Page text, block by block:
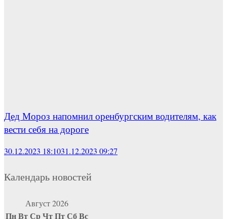
Дед Мороз напомнил оренбургским водителям, как
вести себя на дороге
30.12.2023 18:1031.12.2023 09:27
Календарь новостей
Август 2026
ПнВтСрЧтПтСбВс